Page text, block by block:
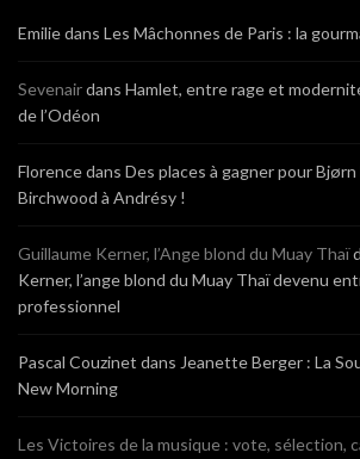
Emiliedans Les Mâchonnes de Paris : la
Sevenairdans Hamlet, entre rage et
de l’Odéon
Florencedans Des places à gagner pour
Birchwood à Andrésy !
Guillaume Kerner, l’Ange blond du Muay Thaï
Kerner, l’ange blond du Muay Thaï devenu
professionnel
Pascal Couzinet dans Jeanette Berger : La
New Morning
Les Victoires de la musique : vote, sélection,